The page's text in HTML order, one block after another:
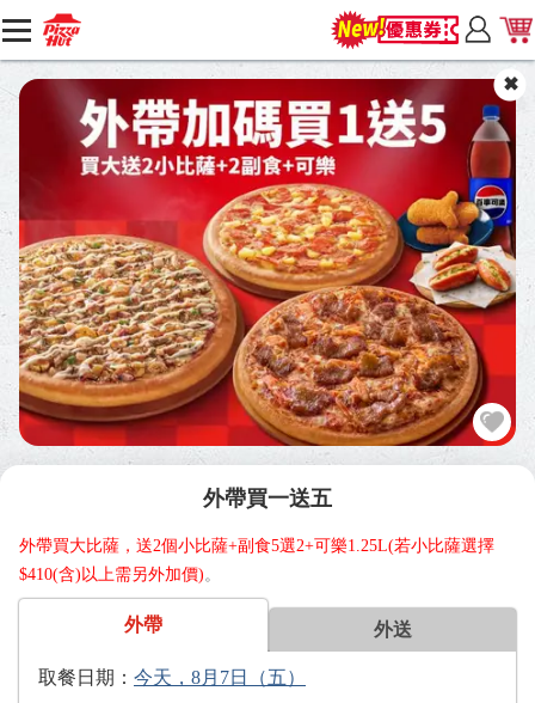
外帶買一送五
外帶買大比薩，送2個小比薩+副食5選2+可樂1.25L(若小比薩選擇
$410(含)以上需另外加價)。
外帶 外送
日期：